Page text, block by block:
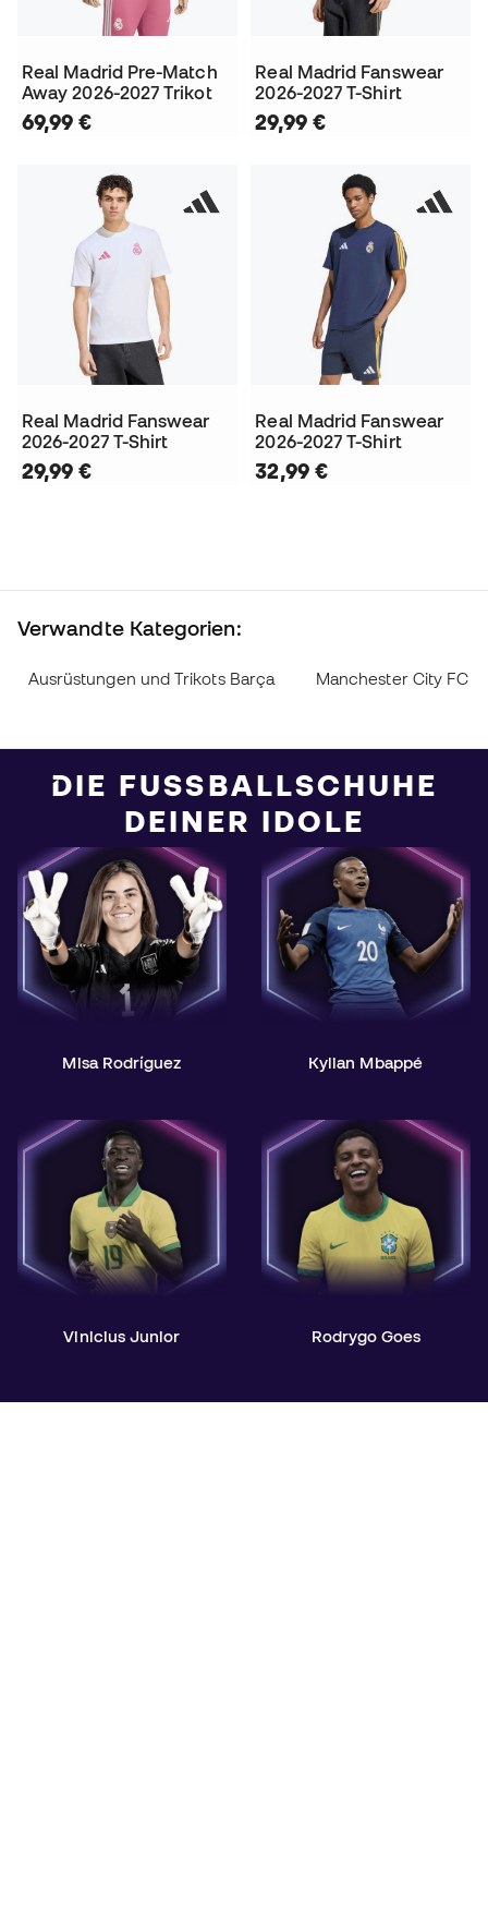
Real Madrid Pre-Match
Away 2026-2027 Trikot
69,99 €
Real Madrid Fanswear
2026-2027 T-Shirt
29,99 €
Real Madrid Fanswear
2026-2027 T-Shirt
29,99 €
Real Madrid Fanswear
2026-2027 T-Shirt
32,99 €
Verwandte Kategorien:
Ausrüstungen und Trikots Barça Manchester City FC
DIE FUSSBALLSCHUHE D
EINER IDOLE
Misa Rodríguez Kylian Mbappé
Vinicius Junior Rodrygo Goes